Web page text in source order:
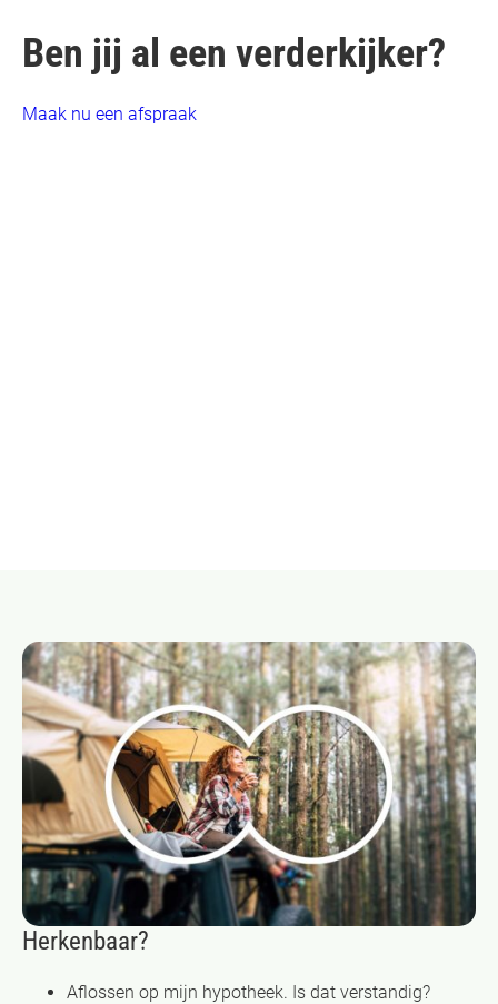
Ben jij al een verderkijker?
Maak nu een afspraak
Herkenbaar?
Aflossen op mijn hypotheek. Is dat verstandig?